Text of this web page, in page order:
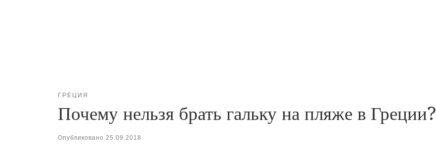
ГРЕЦИЯ
Почему нельзя брать гальку на пляже в Греции?
Опубликовано 25.09.2018